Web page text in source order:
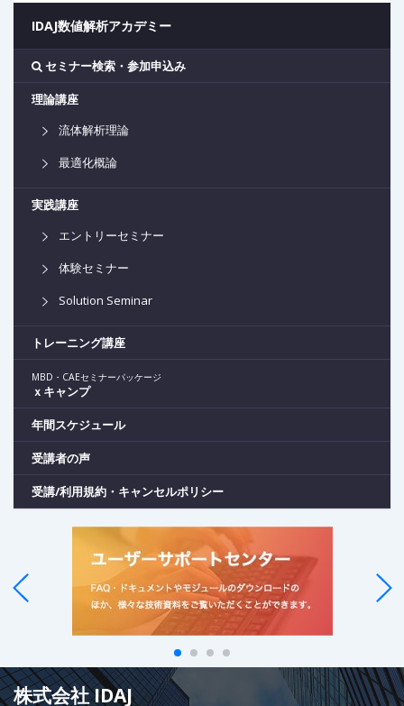
IDAJ数値解析アカデミー
セミナー検索・参加申込み
理論講座
流体解析理論
最適化概論
実践講座
エントリーセミナー
体験セミナー
Solution Seminar
トレーニング講座
MBD・CAEセミナーパッケージ
ｘキャンプ
年間スケジュール
受講者の声
受講/利用規約・キャンセルポリシー
株式会社 IDAJ